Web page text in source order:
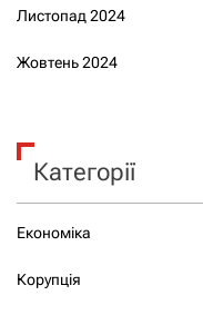
Листопад 2024
Жовтень 2024
Категорії
Економіка
Корупція